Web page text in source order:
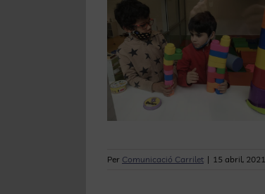
Per Comunicació Carrilet | 15 abril, 2021